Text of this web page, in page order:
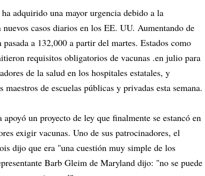
adquirido una mayor urgencia debido a la
casos diarios en los EE. UU. Aumentando de
a 132,000 a partir del martes. Estados como
requisitos obligatorios de vacunas .en julio para
de la salud en los hospitales estatales, y
de escuelas públicas y privadas esta semana.
un proyecto de ley que finalmente se estancó en
exigir vacunas. Uno de sus patrocinadores, el
dijo que era "una cuestión muy simple de los
Barb Gleim de Maryland dijo: "no se puede